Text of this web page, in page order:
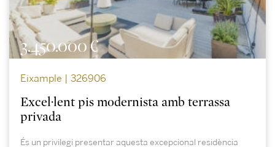
3.450.000 €
Eixample | 326906
Excel·lent pis modernista amb terrassa
privada
És un privilegi presentar aquesta excepcional residència